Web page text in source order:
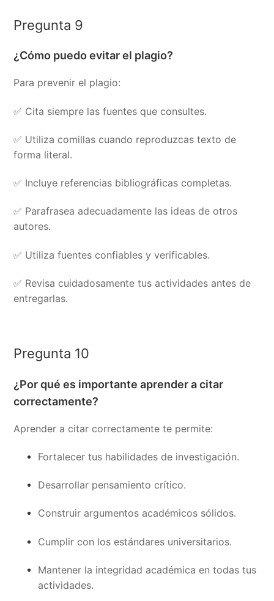
Pregunta 9
¿Cómo puedo evitar el plagio?
Para prevenir el plagio:
✅ Cita siempre las fuentes que consultes.
✅ Utiliza comillas cuando reproduzcas texto de
forma literal.
✅ Incluye referencias bibliográficas completas.
✅ Parafrasea adecuadamente las ideas de otros
autores.
✅ Utiliza fuentes confiables y verificables.
✅ Revisa cuidadosamente tus actividades antes de
entregarlas.
Pregunta 10
¿Por qué es importante aprender a citar
correctamente?
Aprender a citar correctamente te permite:
Fortalecer tus habilidades de investigación.
Desarrollar pensamiento crítico.
Construir argumentos académicos sólidos.
Cumplir con los estándares universitarios.
Mantener la integridad académica en todas tus
actividades.